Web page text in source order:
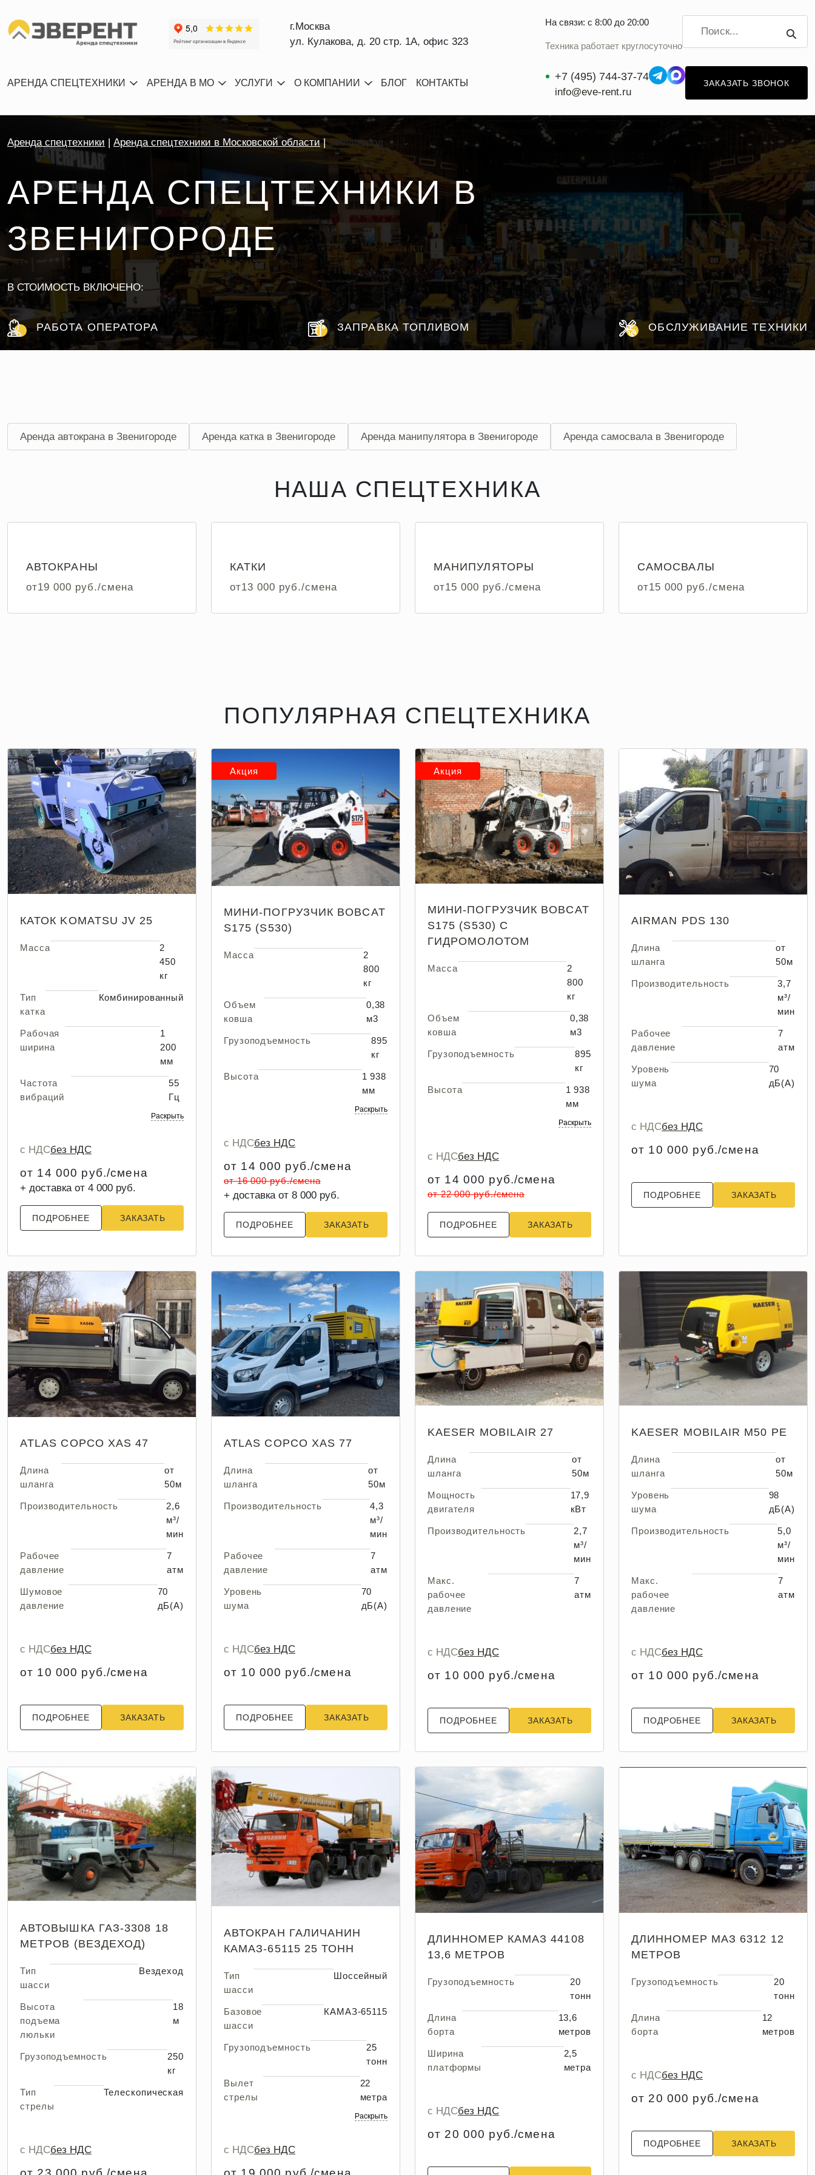
г.Москва
ул. Кулакова, д. 20 стр. 1А, офис 323
На связи: с 8:00 до 20:00
Техника работает круглосуточно
АРЕНДА СПЕЦТЕХНИКИ АРЕНДА В МО УСЛУГИ О КОМПАНИИ БЛОГ КОНТАКТЫ
+7 (495) 744-37-74
info@eve-rent.ru
ЗАКАЗАТЬ ЗВОНОК
Аренда спецтехники Аренда спецтехники в Московской области Звенигород
АРЕНДА СПЕЦТЕХНИКИ В
ЗВЕНИГОРОДЕ
В СТОИМОСТЬ ВКЛЮЧЕНО:
РАБОТА ОПЕРАТОРА ЗАПРАВКА ТОПЛИВОМ ОБСЛУЖИВАНИЕ ТЕХНИКИ
Аренда автокрана в Звенигороде Аренда катка в Звенигороде Аренда манипулятора в Звенигороде Аренда самосвала в Звенигороде
НАША СПЕЦТЕХНИКА
АВТОКРАНЫ
от19 000 руб./смена
КАТКИ
от13 000 руб./смена
МАНИПУЛЯТОРЫ
от15 000 руб./смена
САМОСВАЛЫ
от15 000 руб./смена
ПОПУЛЯРНАЯ СПЕЦТЕХНИКА
КАТОК KOMATSU JV 25
Масса
2
450
кг
Тип
катка
Комбинированный
Рабочая
ширина
1
200
мм
Частота
вибраций
55
Гц
Раскрыть
с НДСбез НДС
от 14 000 руб./смена
+ доставка от 4 000 руб.
ПОДРОБНЕЕ ЗАКАЗАТЬ
Акция
МИНИ-ПОГРУЗЧИК BOBCAT
S175 (S530)
Масса
2
800
кг
Объем
ковша
0,38
м3
Грузоподъемность
895
кг
Высота
1 938
мм
Раскрыть
с НДСбез НДС
от 14 000 руб./смена
от 16 000 руб./смена
+ доставка от 8 000 руб.
ПОДРОБНЕЕ ЗАКАЗАТЬ
Акция
МИНИ-ПОГРУЗЧИК BOBCAT
S175 (S530) С
ГИДРОМОЛОТОМ
Масса
2
800
кг
Объем
ковша
0,38
м3
Грузоподъемность
895
кг
Высота
1 938
мм
Раскрыть
с НДСбез НДС
от 14 000 руб./смена
от 22 000 руб./смена
ПОДРОБНЕЕ ЗАКАЗАТЬ
AIRMAN PDS 130
Длина
шланга
от
50м
Производительность
3,7
м³/
мин
Рабочее
давление
7
атм
Уровень
шума
70
дБ(А)
с НДСбез НДС
от 10 000 руб./смена
ПОДРОБНЕЕ ЗАКАЗАТЬ
ATLAS COPCO XAS 47
Длина
шланга
от
50м
Производительность
2,6
м³/
мин
Рабочее
давление
7
атм
Шумовое
давление
70
дБ(А)
с НДСбез НДС
от 10 000 руб./смена
ПОДРОБНЕЕ ЗАКАЗАТЬ
ATLAS COPCO XAS 77
Длина
шланга
от
50м
Производительность
4,3
м³/
мин
Рабочее
давление
7
атм
Уровень
шума
70
дБ(А)
с НДСбез НДС
от 10 000 руб./смена
ПОДРОБНЕЕ ЗАКАЗАТЬ
KAESER MOBILAIR 27
Длина
шланга
от
50м
Мощность
двигателя
17,9
кВт
Производительность
2,7
м³/
мин
Макс.
рабочее
давление
7
атм
с НДСбез НДС
от 10 000 руб./смена
ПОДРОБНЕЕ ЗАКАЗАТЬ
KAESER MOBILAIR M50 PE
Длина
шланга
от
50м
Уровень
шума
98
дБ(А)
Производительность
5,0
м³/
мин
Макс.
рабочее
давление
7
атм
с НДСбез НДС
от 10 000 руб./смена
ПОДРОБНЕЕ ЗАКАЗАТЬ
АВТОВЫШКА ГАЗ-3308 18
МЕТРОВ (ВЕЗДЕХОД)
Тип
шасси
Вездеход
Высота
подъема
люльки
18
м
Грузоподъемность
250
кг
Тип
стрелы
Телескопическая
с НДСбез НДС
АВТОКРАН ГАЛИЧАНИН
КАМАЗ-65115 25 ТОНН
Тип
шасси
Шоссейный
Базовое
шасси
КАМАЗ-65115
Грузоподъемность
25
тонн
Вылет
стрелы
22
метра
Раскрыть
с НДСбез НДС
ДЛИННОМЕР КАМАЗ 44108
13,6 МЕТРОВ
Грузоподъемность
20
тонн
Длина
борта
13,6
метров
Ширина
платформы
2,5
метра
с НДСбез НДС
от 20 000 руб./смена
ДЛИННОМЕР МАЗ 6312 12
МЕТРОВ
Грузоподъемность
20
тонн
Длина
борта
12
метров
с НДСбез НДС
от 20 000 руб./смена
ПОДРОБНЕЕ ЗАКАЗАТЬ